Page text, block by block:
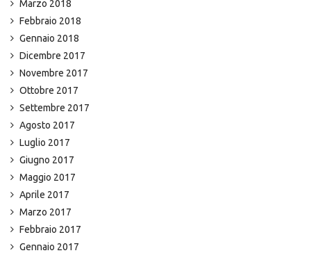
Marzo 2018
Febbraio 2018
Gennaio 2018
Dicembre 2017
Novembre 2017
Ottobre 2017
Settembre 2017
Agosto 2017
Luglio 2017
Giugno 2017
Maggio 2017
Aprile 2017
Marzo 2017
Febbraio 2017
Gennaio 2017